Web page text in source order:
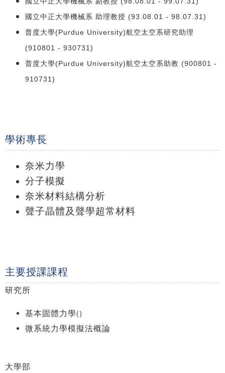
國立中正大學機械系 助理教授 (93.08.01 - 98.07.31)
普度大學(Purdue University)航空太空系研究助理
(910801 - 930731)
普度大學(Purdue University)航空太空系助教 (900801 -
910731)
學術專長
奈米力學
分子模擬
奈米材料結構分析
聲子晶體及聲學超常材料
主要授課課程
研究所
基本固體力學()
微系統力學模擬法概論
大學部